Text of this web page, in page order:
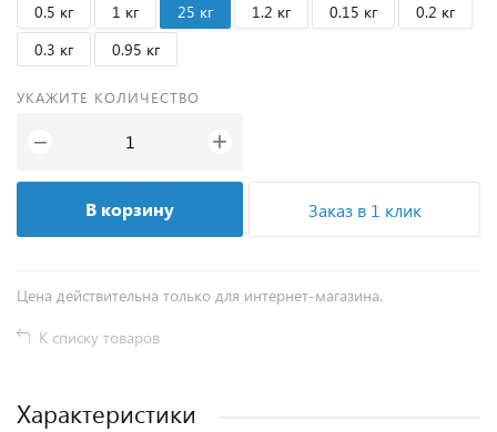
0.5 кг 1 кг 25 кг 1.2 кг 0.15 кг
0.2 кг
0.3 кг
0.95 кг
УКАЖИТЕ КОЛИЧЕСТВО
− +
В корзину Заказ в 1 клик
Цена действительна только для интернет-магазина.
К списку товаров
Характеристики